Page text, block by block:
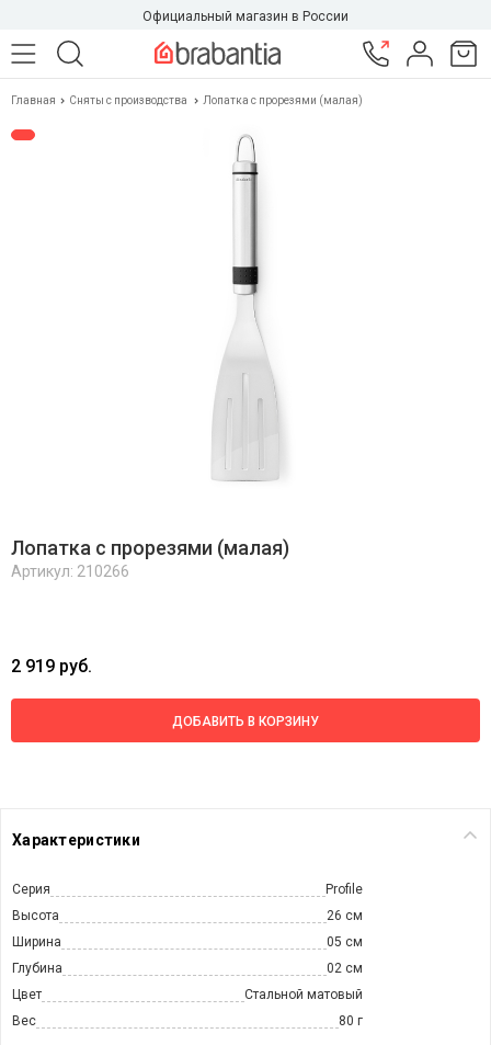
Официальный магазин в России
Главная Сняты с производства Лопатка с прорезями (малая)
Лопатка с прорезями (малая)
Артикул: 210266
2 919 руб.
ДОБАВИТЬ В КОРЗИНУ
Характеристики
Серия
Profile
Высота
26 см
Ширина
05 см
Глубина
02 см
Цвет
Стальной матовый
Вес
80 г